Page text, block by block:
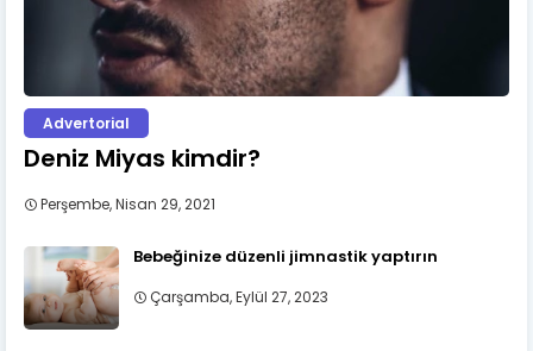
Advertorial
Deniz Miyas kimdir?
Perşembe, Nisan 29, 2021
Bebeğinize düzenli jimnastik yaptırın
Çarşamba, Eylül 27, 2023